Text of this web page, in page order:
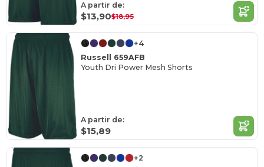
A partir de:
$13,90$18,95
+4
Russell 659AFB
Youth Dri Power Mesh Shorts
A partir de:
$15,89
+2